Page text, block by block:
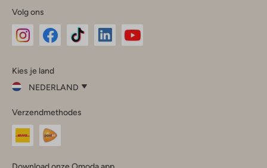
Volg ons
InstagramFacebook
Kies je land
NEDERLAND
je
land
Nederland
Verzendmethodes
Download onze Omoda app